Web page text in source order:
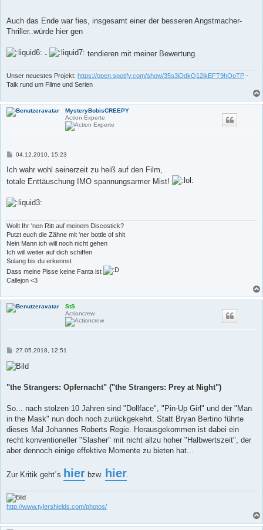
Auch das Ende war fies, insgesamt einer der besseren Angstmacher-
Thriller..würde hier gen
- tendieren mit meiner Bewertung.
Unser neuestes Projekt: https://open.spotify.com/show/35s3iDdkQ12ikEFT9hOoTP -
Talk rund um Filme und Serien
MysteryBobisCREEPY
Action Experte
B
i
r
04.12.2010, 15:23
Ich wahr wohl seinerzeit zu heiß auf den Film,
totale Enttäuschung IMO spannungsarmer Mist!
Wollt Ihr 'nen Ritt auf meinem Discostick?
Putzt euch die Zähne mit 'ner bottle of shit
Nein Mann ich will noch nicht gehen
Ich will weiter auf dich schiffen
Solang bis du erkennst
Dass meine Pisse keine Fanta ist
Callejon <3
StS
Actioncrew
B
i
t
a
27.05.2018, 12:51
"the Strangers: Opfernacht" ("the Strangers: Prey at Night")
So... nach stolzen 10 Jahren sind "Dollface", "Pin-Up Girl" und der "Man
in the Mask" nun doch noch zurückgekehrt. Statt Bryan Bertino führte
dieses Mal Johannes Roberts Regie. Herausgekommen ist dabei ein
recht konventioneller "Slasher" mit nicht allzu hoher "Halbwertszeit", der
aber dennoch einige effektive Momente zu bieten hat...
Zur Kritik geht´s hier bzw. hier
http://www.tylershields.com/photos/